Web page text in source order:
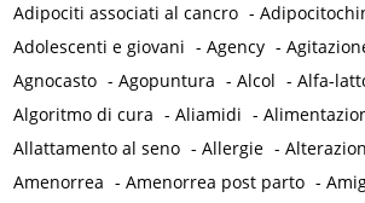
Adipociti associati al cancro -
Adolescenti e giovani -Agency -
Agnocasto -Agopuntura -Alcol -Alfa-
Algoritmo di cura -Aliamidi -
Allattamento al seno -Allergie -
Amenorrea -Amenorrea post parto -